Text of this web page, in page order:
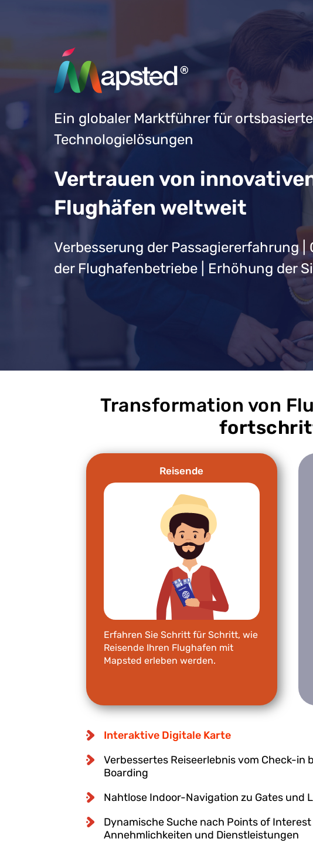
Ein globaler Marktführer für ortsbasierte
Technologielösungen
Vertrauen von
Flughäfen weltweit
Verbesserung der Passagiererfahrung |
der Flughafenbetriebe | Erhöhung der
Transformation von
Reisende
Erfahren Sie Schritt für Schritt, wie
Reisende Ihren Flughafen mit
Mapsted erleben werden.
Interaktive Digitale Karte
Verbessertes Reiseerlebnis vom Check-in
Boarding
Nahtlose Indoor-Navigation zu Gates und
Dynamische Suche nach Points of
Annehmlichkeiten und Dienstleistungen